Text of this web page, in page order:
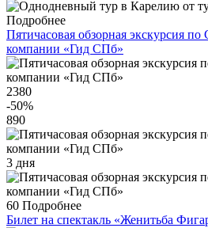
Подробнее
Пятичасовая обзорная экскурсия по
компании «Гид СПб»
2380
-50%
890
3 дня
60 Подробнее
Билет на спектакль «Женитьба